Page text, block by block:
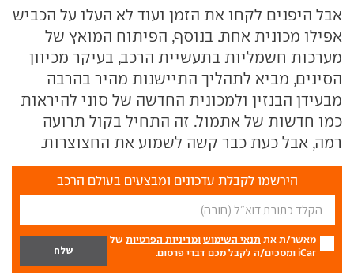
אבל היפנים לקחו את הזמן ועוד לא העלו על הכביש
אפילו מכונית אחת. בנוסף, הפיתוח המואץ של
מערכות חשמליות בתעשיית הרכב, בעיקר מכיוון
הסינים, מביא לתהליך התיישנות מהיר בהרבה
מבעידן הבנזין ולמכונית החדשה של סוני להיראות
כמו חדשות של אתמול. זה התחיל בקול תרועה
רמה, אבל כעת כבר קשה לשמוע את החצוצרות.
הירשמו לקבלת עדכונים ומבצעים בעולם הרכב
מאשר/ת את תנאי השימוש ומדיניות הפרטיות של
iCar ומסכים/ה לקבל מכם דברי פרסום.